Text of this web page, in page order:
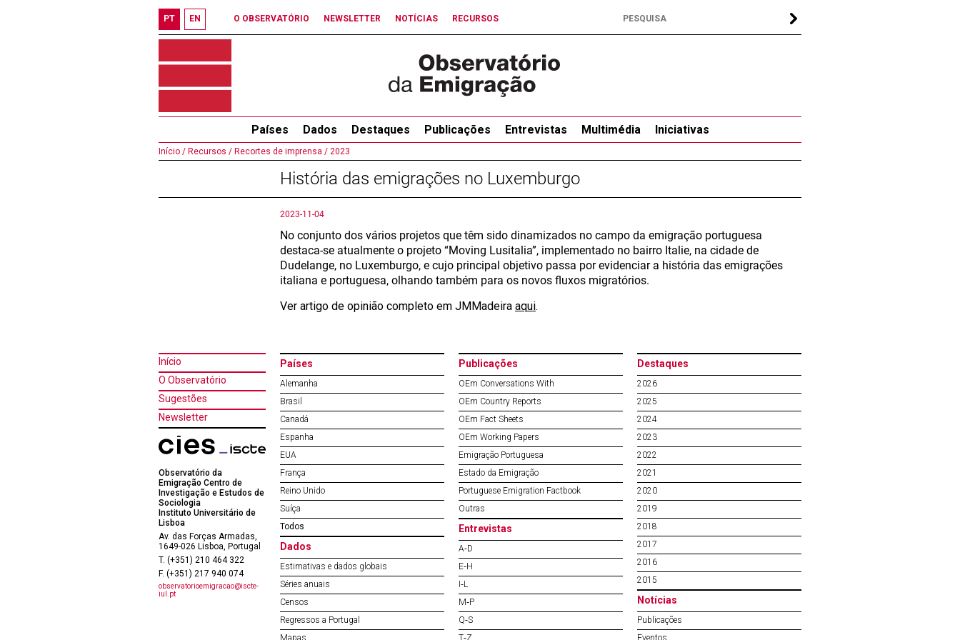
PT EN O OBSERVATÓRIO NEWSLETTER NOTÍCIAS RECURSOS
Países Dados Destaques Publicações Entrevistas Multimédia Iniciativas
Início / Recursos / Recortes de imprensa / 2023
História das emigrações no Luxemburgo
2023-11-04
No conjunto dos vários projetos que têm sido dinamizados no campo da emigração portuguesa
destaca-se atualmente o projeto “Moving Lusitalia”, implementado no bairro Italie, na cidade de
Dudelange, no Luxemburgo, e cujo principal objetivo passa por evidenciar a história das emigrações
italiana e portuguesa, olhando também para os novos fluxos migratórios.
Ver artigo de opinião completo em JMMadeira aqui.
Início
O Observatório
Sugestões
Newsletter
Observatório da
Emigração Centro de
Investigação e Estudos de
Sociologia
Instituto Universitário de
Lisboa
Av. das Forças Armadas,
1649-026 Lisboa, Portugal
T. (+351) 210 464 322
F. (+351) 217 940 074
observatorioemigracao@iscte-
iul.pt
Países
Alemanha
Brasil
Canadá
Espanha
EUA
França
Reino Unido
Suíça
Todos
Dados
Estimativas e dados globais
Séries anuais
Censos
Regressos a Portugal
Mapas
Publicações
OEm Conversations With
OEm Country Reports
OEm Fact Sheets
OEm Working Papers
Emigração Portuguesa
Estado da Emigração
Portuguese Emigration Factbook
Outras
Entrevistas
A‐D
E‐H
I‐L
M‐P
Q‐S
T‐Z
Destaques
2026
2025
2024
2023
2022
2021
2020
2019
2018
2017
2016
2015
Notícias
Publicações
Eventos